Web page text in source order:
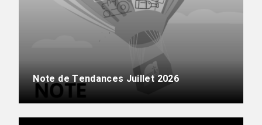
Note de Tendances Juillet 2026